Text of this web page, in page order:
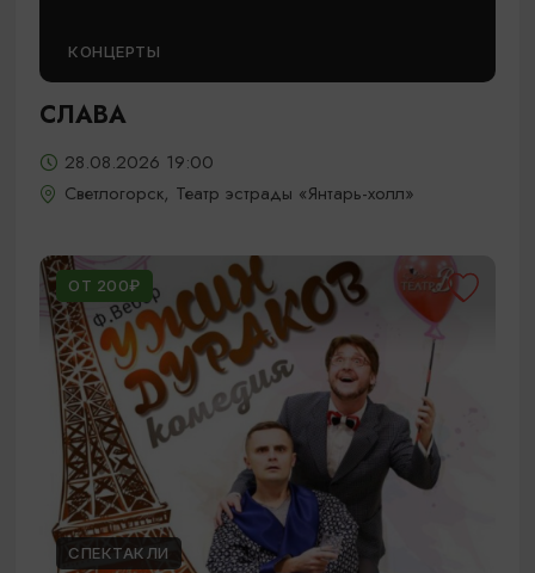
КОНЦЕРТЫ
СЛАВА
28.08.2026 19:00
Светлогорск, Театр эстрады «Янтарь-холл»
ОТ 200₽
СПЕКТАКЛИ